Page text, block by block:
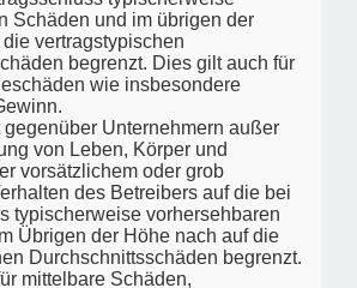
Schäden und im übrigen der
vertragstypischen
begrenzt. Dies gilt auch für
wie insbesondere
gegenüber Unternehmern außer
von Leben, Körper und
vorsätzlichem oder grob
des Betreibers auf die bei
typischerweise vorhersehbaren
Übrigen der Höhe nach auf die
Durchschnittsschäden begrenzt.
mittelbare Schäden,